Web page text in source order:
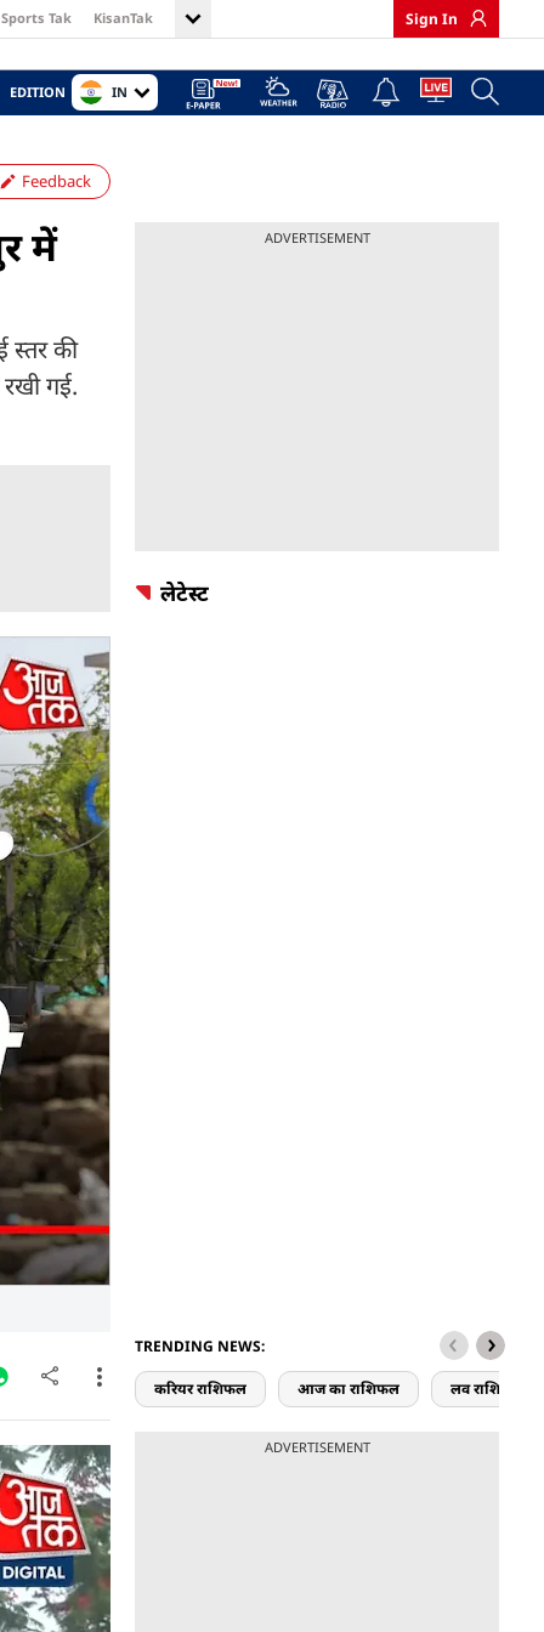
Sports Tak KisanTak Sign In
EDITION IN
Feedback
में
स्तर की
गई.
भारी
ADVERTISEMENT
लेटेस्ट
TRENDING NEWS:
करियर राशिफल आज का राशिफल लव राशिफल
ADVERTISEMENT